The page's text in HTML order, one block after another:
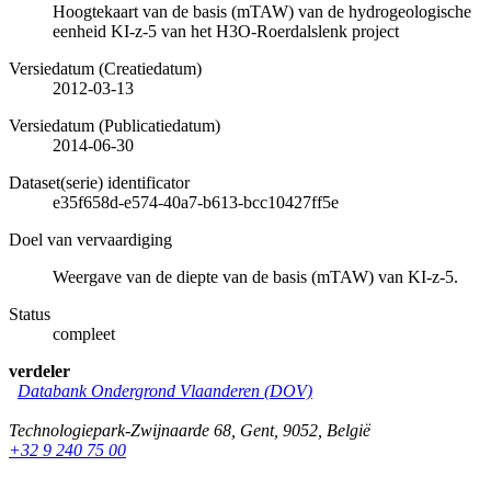
Hoogtekaart van de basis (mTAW) van de hydrogeologische
eenheid KI-z-5 van het H3O-Roerdalslenk project
Versiedatum (Creatiedatum)
2012-03-13
Versiedatum (Publicatiedatum)
2014-06-30
Dataset(serie) identificator
e35f658d-e574-40a7-b613-bcc10427ff5e
Doel van vervaardiging
Weergave van de diepte van de basis (mTAW) van KI-z-5.
Status
compleet
verdeler
Databank Ondergrond Vlaanderen (DOV)
Technologiepark-Zwijnaarde 68 Gent, 9052 België
+32 9 240 75 00